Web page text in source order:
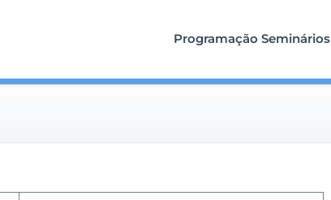
Programação Seminários